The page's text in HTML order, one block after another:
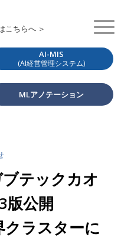
こちらへ ＞
AI-MIS
(AI経営管理システム)
MLアノテーション
テックカオ
版公開
クラスターに